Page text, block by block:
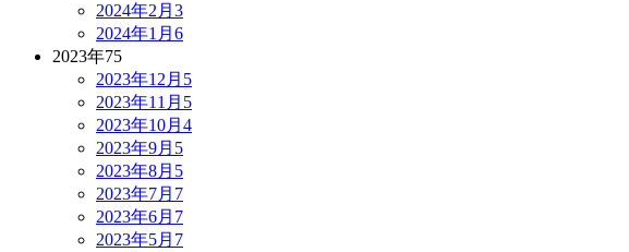
2024年2月 3
2024年1月 6
2023年75
2023年12月 5
2023年11月 5
2023年10月 4
2023年9月 5
2023年8月 5
2023年7月 7
2023年6月 7
2023年5月 7